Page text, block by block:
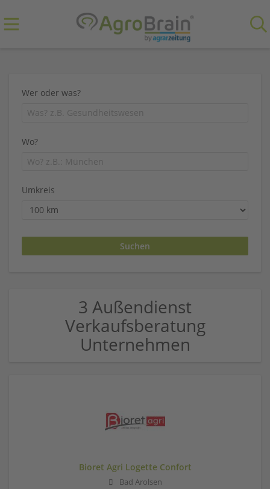
Wer oder was?
Wo?
Umkreis
3 Außendienst
Verkaufsberatung
Unternehmen
Bioret Agri Logette Confort
Bad Arolsen